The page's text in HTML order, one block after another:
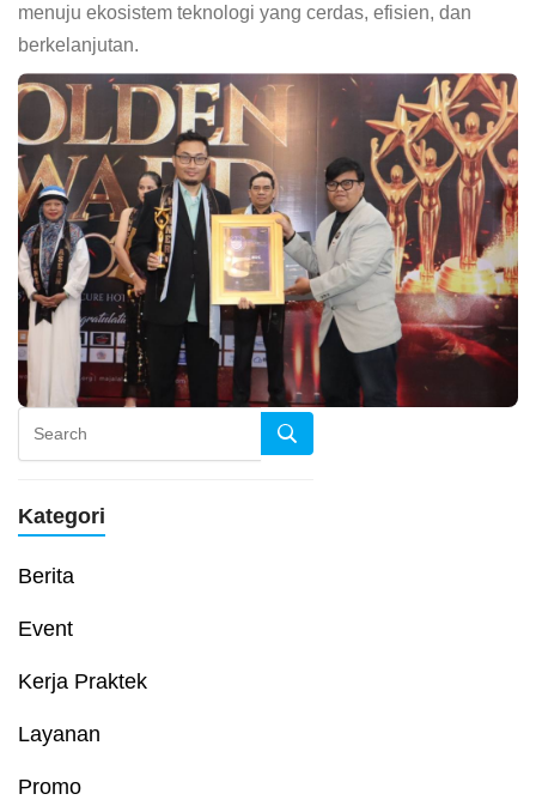
menuju ekosistem teknologi yang cerdas, efisien, dan
berkelanjutan.
Kategori
Berita
Event
Kerja Praktek
Layanan
Promo